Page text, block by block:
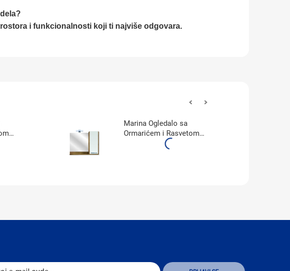
i funkcionalnosti koji ti najviše odgovara.
Marina Ogledalo sa
Ormarićem i Rasvetom